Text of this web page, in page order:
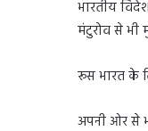
भारतीय
मंटुरोव से भी
रूस भारत के
अपनी ओर से